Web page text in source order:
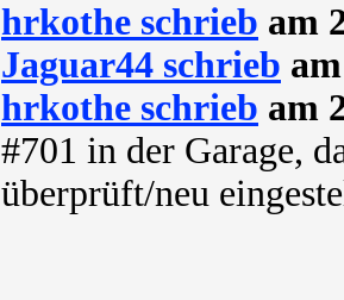
hrkothe schrieb am
Jaguar44 schrieb
hrkothe schrieb am
#701 in der Garage,
überprüft/neu